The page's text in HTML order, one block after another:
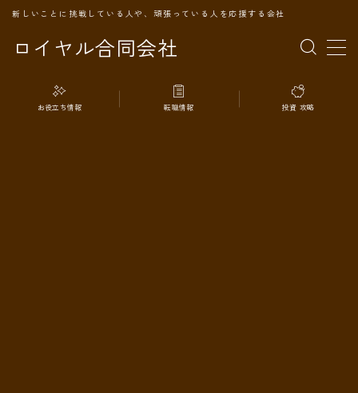
ロイヤル合同会社
新しいことに挑戦している人や、頑張っている人を応援する会社
MENU
TOPページ
お役立ち情報 転職情報 投資 攻略